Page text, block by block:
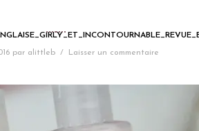
par alittleb / Laisser un commentaire